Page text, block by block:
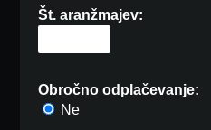
Št. aranžmajev:
Obročno odplačevanje:
Ne